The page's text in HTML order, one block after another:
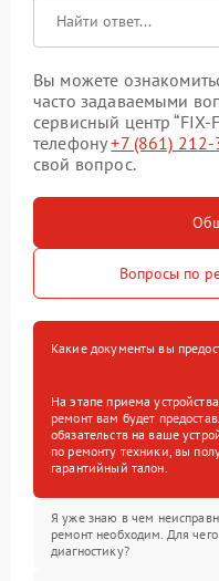
Вы можете
часто задаваемыми
сервисный центр
телефону+7 (861)
свой вопрос.
Вопросы по
Какие документы вы
На этапе приема
ремонт вам будет
обязательств на ваше
по ремонту техники, вы
гарантийный талон.
Я уже знаю в чем
ремонт необходим. Для
диагностику?